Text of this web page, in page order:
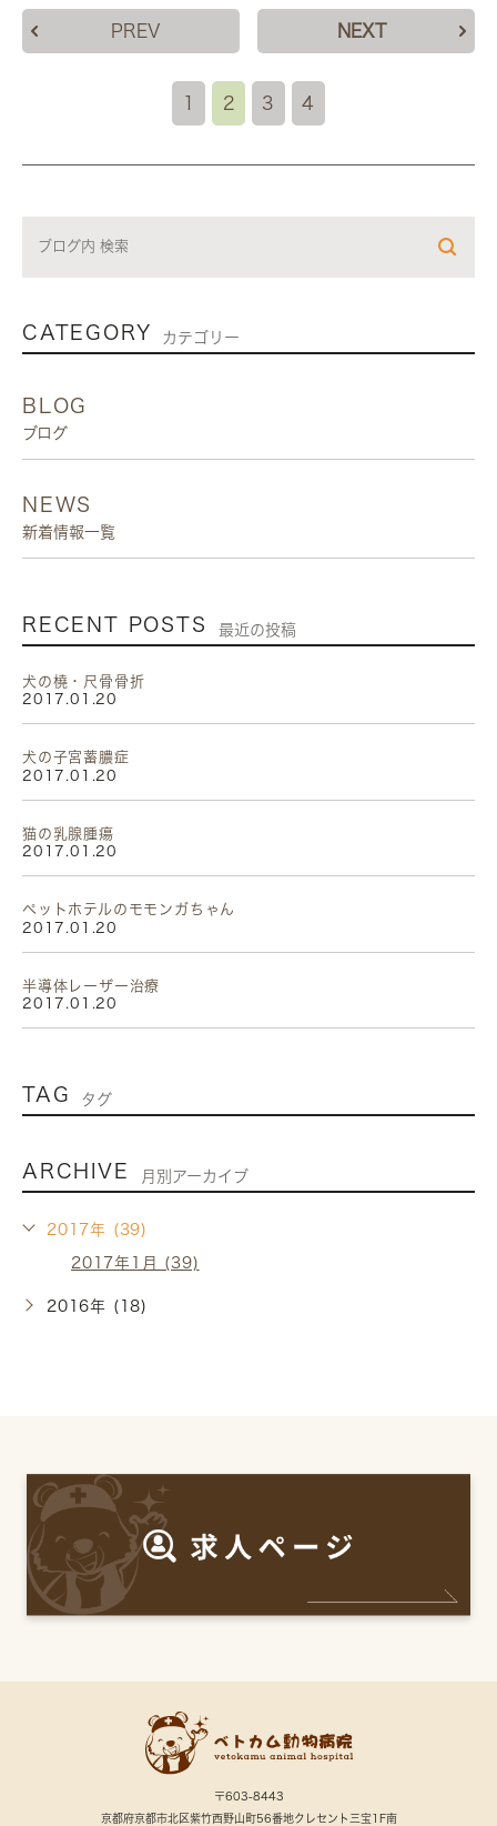
PREV
2 3 4
NEXT
CATEGORY カテゴリー
BLOG
ブログ
NEWS
新着情報一覧
RECENT POSTS 最近の投稿
犬の橈・尺骨骨折
2017.01.20
犬の子宮蓄膿症
2017.01.20
猫の乳腺腫瘍
2017.01.20
ペットホテルのモモンガちゃん
2017.01.20
半導体レーザー治療
2017.01.20
TAG タグ
ARCHIVE 月別アーカイブ
2017年 (39)
2017年1月 (39)
2016年 (18)
〒603-8443
京都府京都市北区紫竹西野山町56番地クレセント三宝1F南